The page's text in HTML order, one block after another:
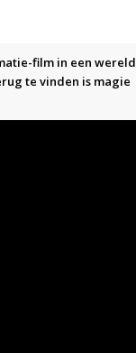
film in een wereld
te vinden is magie